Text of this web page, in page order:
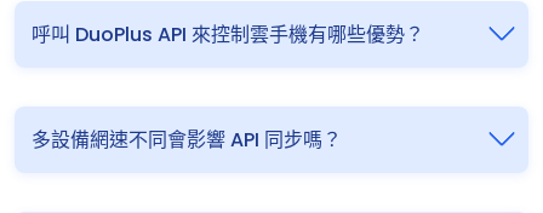
呼叫 DuoPlus API 來控制雲手機有哪些優勢？
多設備網速不同會影響 API 同步嗎？